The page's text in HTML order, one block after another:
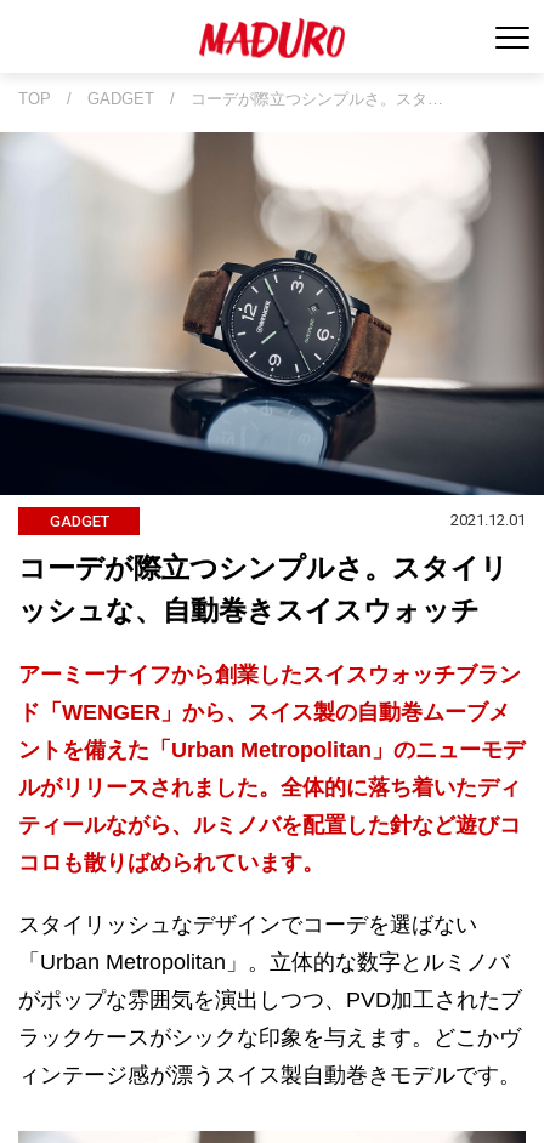
TOP / GADGET / コーデが際立つシンプルさ。スタ…
GADGET 2021.12.01
コーデが際立つシンプルさ。スタイリ
ッシュな、自動巻きスイスウォッチ
アーミーナイフから創業したスイスウォッチブラン
ド「WENGER」から、スイス製の自動巻ムーブメ
ントを備えた「Urban Metropolitan」のニューモデ
ルがリリースされました。全体的に落ち着いたディ
ティールながら、ルミノバを配置した針など遊びコ
コロも散りばめられています。
スタイリッシュなデザインでコーデを選ばない
「Urban Metropolitan」。立体的な数字とルミノバ
がポップな雰囲気を演出しつつ、PVD加工されたブ
ラックケースがシックな印象を与えます。どこかヴ
ィンテージ感が漂うスイス製自動巻きモデルです。